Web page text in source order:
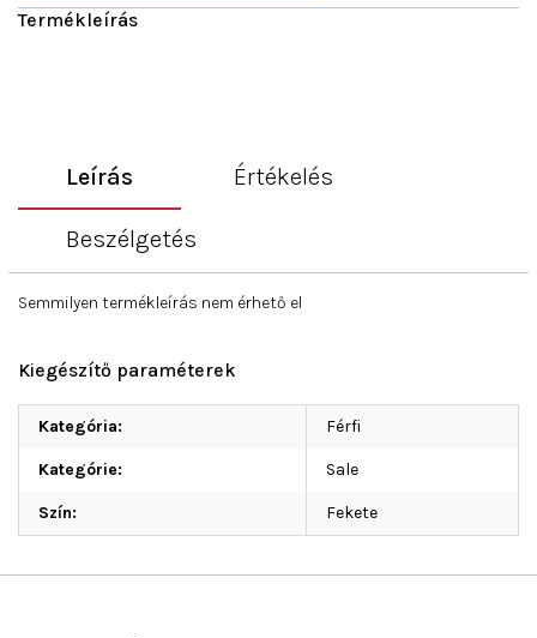
Leírás Értékelés
Beszélgetés
Semmilyen termékleírás nem érhető el
Kiegészítő paraméterek
Kategória: Férfi
Kategórie: Sale
Szín: Fekete